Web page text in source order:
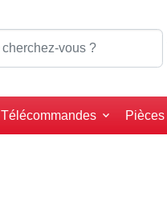
Télécommandes